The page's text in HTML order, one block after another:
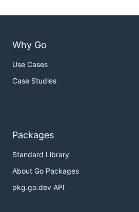
Why Go
Use Cases
Case Studies
Packages
Standard Library
About Go Packages
pkg.go.dev API